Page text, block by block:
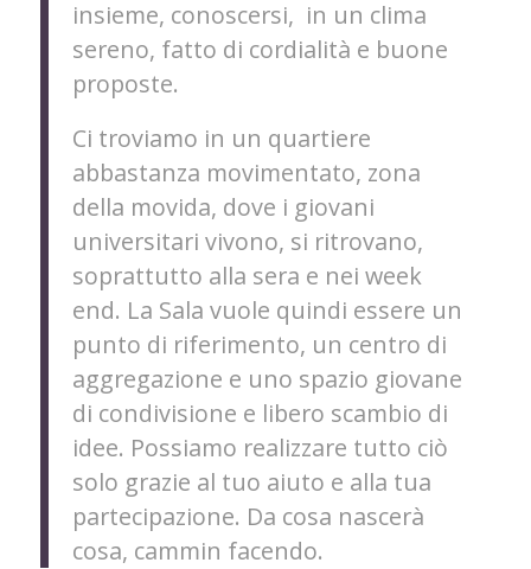
insieme, conoscersi, in un clima
sereno, fatto di cordialità e buone
proposte.
Ci troviamo in un quartiere
abbastanza movimentato, zona
della movida, dove i giovani
universitari vivono, si ritrovano,
soprattutto alla sera e nei week
end. La Sala vuole quindi essere un
punto di riferimento, un centro di
aggregazione e uno spazio giovane
di condivisione e libero scambio di
idee. Possiamo realizzare tutto ciò
solo grazie al tuo aiuto e alla tua
partecipazione. Da cosa nascerà
cosa, cammin facendo.